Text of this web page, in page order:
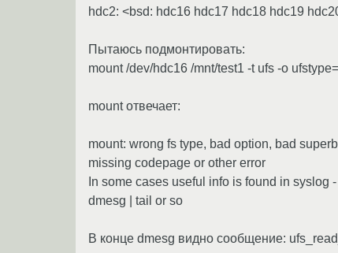
hdc2: <bsd: hdc16 hdc17 hdc18 hdc19
Пытаюсь подмонтировать:
mount /dev/hdc16 /mnt/test1 -t ufs -o
mount отвечает:
mount: wrong fs type, bad option, bad
missing codepage or other error
In some cases useful info is found in syslog
dmesg | tail or so
В конце dmesg видно сообщение: